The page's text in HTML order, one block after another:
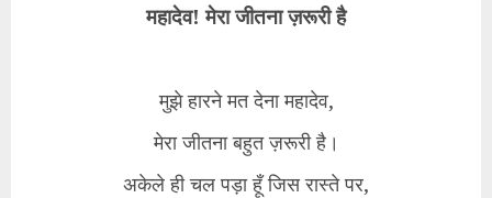
महादेव! मेरा जीतना ज़रूरी है
मुझे हारने मत देना महादेव,
मेरा जीतना बहुत ज़रूरी है।
अकेले ही चल पड़ा हूँ जिस रास्ते पर,